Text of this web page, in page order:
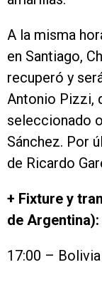
A la misma
en Santiago,
recuperó y
Antonio Pizzi,
seleccionado
Sánchez. Por
de Ricardo
+ Fixture y
de Argentina):
17:00 –